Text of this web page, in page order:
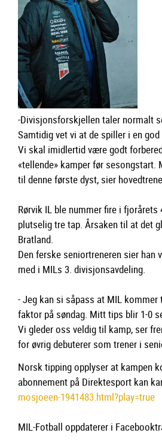
-Divisjonsforskjellen taler normalt
Samtidig vet vi at de spiller i en
Vi skal imidlertid være godt
«tellende» kamper før
til denne første dyst, sier
Rørvik IL ble nummer fire i
plutselig tre tap. Årsaken til at det
Bratland.
Den ferske seniortreneren sier
med i MILs 3. divisjonsavdeling.
- Jeg kan si såpass at MIL
faktor på søndag. Mitt tips blir 1-0
Vi gleder oss veldig til kamp, ser
for øvrig debuterer som trener i
Norsk tipping opplyser at kampen
abonnement på Direktesport kan
mosjoeen-1941483.html?play=true
MIL-Fotball oppdaterer i